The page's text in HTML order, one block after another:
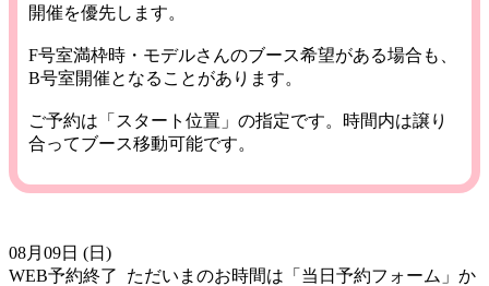
開催を優先します。
F号室満枠時・モデルさんのブース希望がある場合も、
B号室開催となることがあります。
ご予約は「スタート位置」の指定です。時間内は譲り
合ってブース移動可能です。
08月09日 (日)
WEB予約終了
ただいまのお時間は「当日予約フォーム」か